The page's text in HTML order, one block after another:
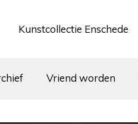
Kunstcollectie Enschede
Vriend worden